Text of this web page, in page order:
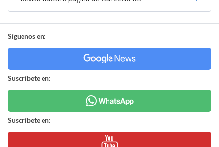
Síguenos en:
Suscríbete en:
Suscríbete en: